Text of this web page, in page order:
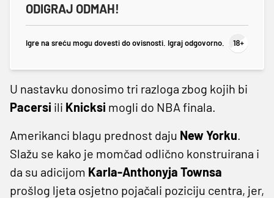
ODIGRAJ ODMAH!
Igre na sreću mogu dovesti do ovisnosti. Igraj odgovorno.
U nastavku donosimo tri razloga zbog kojih bi
Pacersi ili Knicksi mogli do NBA finala.
Amerikanci blagu prednost daju New Yorku.
Slažu se kako je momčad odlično konstruirana i
da su adicijom Karla-Anthonyja Townsa
prošlog ljeta osjetno pojačali poziciju centra, jer,